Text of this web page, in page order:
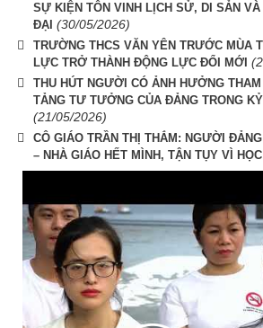
SỰ KIỆN TÔN VINH LỊCH SỬ, DI SẢN
ĐẠI (30/05/2026)
TRƯỜNG THCS VĂN YÊN TRƯỚC MÙA
LỰC TRỞ THÀNH ĐỘNG LỰC ĐỔI MỚI
THU HÚT NGƯỜI CÓ ẢNH HƯỞNG
TẢNG TƯ TƯỞNG CỦA ĐẢNG TRONG
(21/05/2026)
CÔ GIÁO TRẦN THỊ THẮM: NGƯỜI
– NHÀ GIÁO HẾT MÌNH, TẬN TỤY VÌ